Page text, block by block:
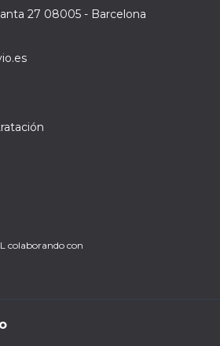
27 08005 - Barcelona
colaborando con